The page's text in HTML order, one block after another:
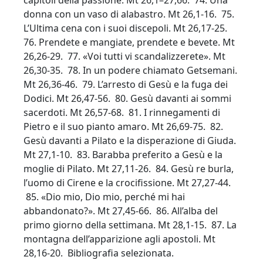
donna con un vaso di alabastro. Mt 26,1-16. 75.
L’Ultima cena con i suoi discepoli. Mt 26,17-25.
76. Prendete e mangiate, prendete e bevete. Mt
26,26-29. 77. «Voi tutti vi scandalizzerete». Mt
26,30-35. 78. In un podere chiamato Getsemani.
Mt 26,36-46. 79. L’arresto di Gesù e la fuga dei
Dodici. Mt 26,47-56. 80. Gesù davanti ai sommi
sacerdoti. Mt 26,57-68. 81. I rinnegamenti di
Pietro e il suo pianto amaro. Mt 26,69-75. 82.
Gesù davanti a Pilato e la disperazione di Giuda.
Mt 27,1-10. 83. Barabba preferito a Gesù e la
moglie di Pilato. Mt 27,11-26. 84. Gesù re burla,
l’uomo di Cirene e la crocifissione. Mt 27,27-44.
85. «Dio mio, Dio mio, perché mi hai
abbandonato?». Mt 27,45-66. 86. All’alba del
primo giorno della settimana. Mt 28,1-15. 87. La
montagna dell’apparizione agli apostoli. Mt
28,16-20. Bibliografia selezionata.